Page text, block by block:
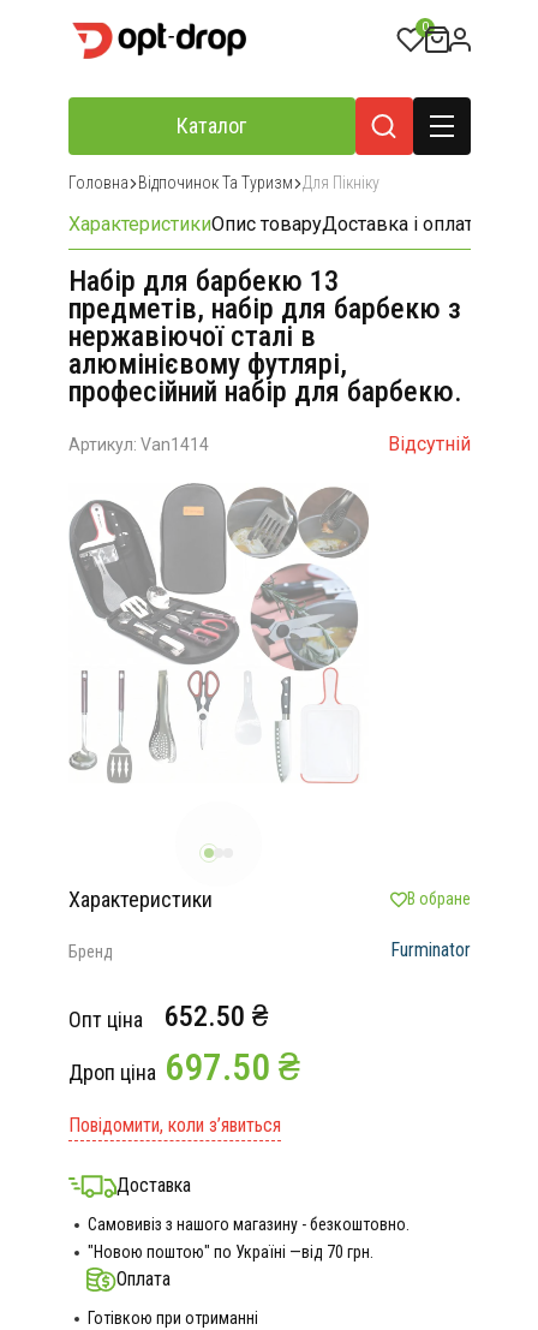
0
Каталог
Головна Відпочинок Та Туризм Для Пікніку
ХарактеристикиОпис товаруДоставка і оплата
Набір для барбекю 13
предметів, набір для барбекю з
нержавіючої сталі в
алюмінієвому футлярі,
професійний набір для барбекю.
Артикул: Van1414 Відсутній
Характеристики В обране
Бренд Furminator
Опт ціна 652.50 ₴
Дроп ціна 697.50 ₴
Повідомити, коли з’явиться
Доставка
Самовивіз з нашого магазину - безкоштовно.
"Новою поштою" по Україні —від 70 грн.
Оплата
Готівкою при отриманні